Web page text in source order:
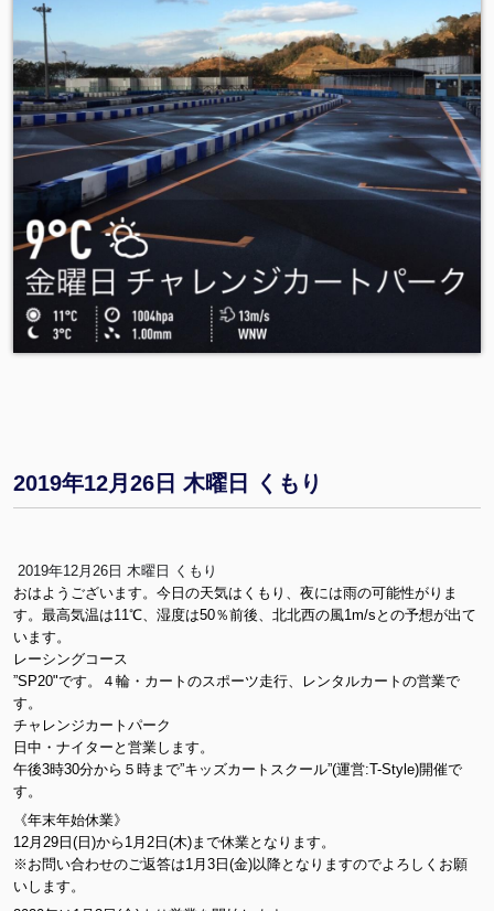
2019年12月26日 木曜日 くもり
2019年12月26日 木曜日 くもり
おはようございます。今日の天気はくもり、夜には雨の可能性がりま
す。最高気温は11℃、湿度は50％前後、北北西の風1m/sとの予想が出て
います。
レーシングコース
”SP20"です。４輪・カートのスポーツ走行、レンタルカートの営業で
す。
チャレンジカートパーク
日中・ナイターと営業します。
午後3時30分から５時まで”キッズカートスクール”(運営:T-Style)開催で
す。
《年末年始休業》
12月29日(日)から1月2日(木)まで休業となります。
※お問い合わせのご返答は1月3日(金)以降となりますのでよろしくお願
いします。